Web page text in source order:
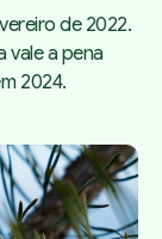
de 2022.
vale a pena
2024.